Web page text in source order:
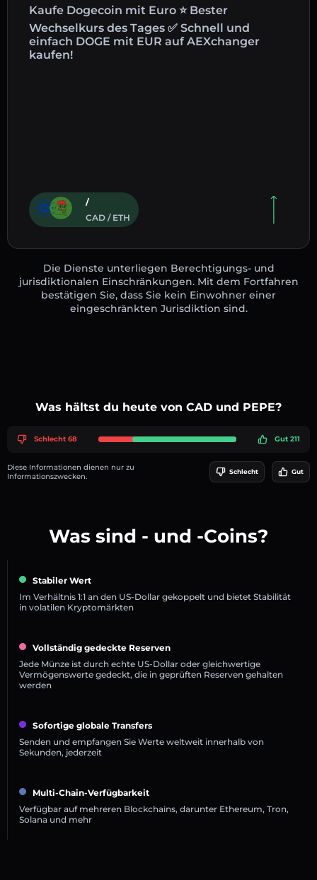
Kaufe Dogecoin mit Euro ⭐ Bester
Wechselkurs des Tages ✅ Schnell und
einfach DOGE mit EUR auf AEXchanger
kaufen!
/
CAD / ETH
Die Dienste unterliegen Berechtigungs- und
jurisdiktionalen Einschränkungen. Mit dem Fortfahren
bestätigen Sie, dass Sie kein Einwohner einer
eingeschränkten Jurisdiktion sind.
Was hältst du heute von CAD und PEPE?
Schlecht 68 Gut 211
Diese Informationen dienen nur zu
Informationszwecken.
Schlecht Gut
Was sind - und -Coins?
Stabiler Wert
Im Verhältnis 1:1 an den US-Dollar gekoppelt und bietet Stabilität
in volatilen Kryptomärkten
Vollständig gedeckte Reserven
Jede Münze ist durch echte US-Dollar oder gleichwertige
Vermögenswerte gedeckt, die in geprüften Reserven gehalten
werden
Sofortige globale Transfers
Senden und empfangen Sie Werte weltweit innerhalb von
Sekunden, jederzeit
Multi-Chain-Verfügbarkeit
Verfügbar auf mehreren Blockchains, darunter Ethereum, Tron,
Solana und mehr